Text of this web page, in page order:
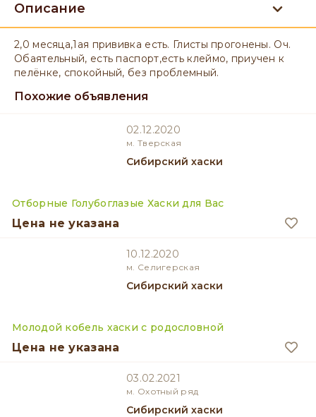
Описание
2,0 месяца,1ая прививка есть. Глисты прогонены. Оч.
Обаятельный, есть паспорт,есть клеймо, приучен к
пелёнке, спокойный, без проблемный.
Похожие объявления
02.12.2020
м. Тверская
Сибирский хаски
Отборные Голубоглазые Хаски для Вас
Цена не указана
10.12.2020
м. Селигерская
Сибирский хаски
Молодой кобель хаски с родословной
Цена не указана
03.02.2021
м. Охотный ряд
Сибирский хаски